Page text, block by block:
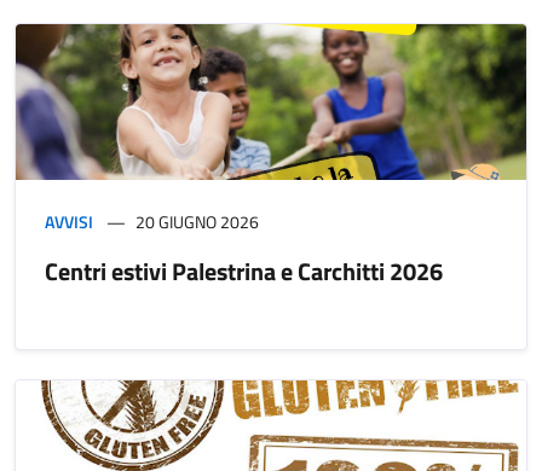
AVVISI 20 GIUGNO 2026
Centri estivi Palestrina e Carchitti 2026